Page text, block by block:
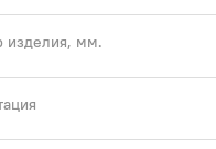
изделия, мм.